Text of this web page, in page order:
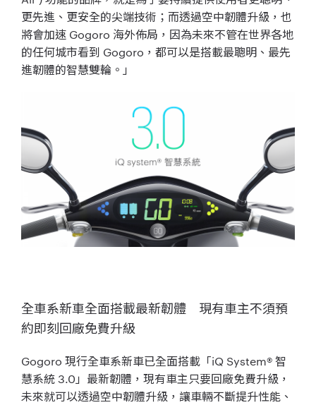
更先進、更安全的尖端技術；而透過空中韌體升級，也
將會加速 Gogoro 海外佈局，因為未來不管在世界各地
的任何城市看到 Gogoro，都可以是搭載最聰明、最先
進韌體的智慧雙輪。」
全車系新車全面搭載最新韌體 現有車主不須預
約即刻回廠免費升級
Gogoro 現行全車系新車已全面搭載「iQ System® 智
慧系統 3.0」最新韌體，現有車主只要回廠免費升級，
未來就可以透過空中韌體升級，讓車輛不斷提升性能、